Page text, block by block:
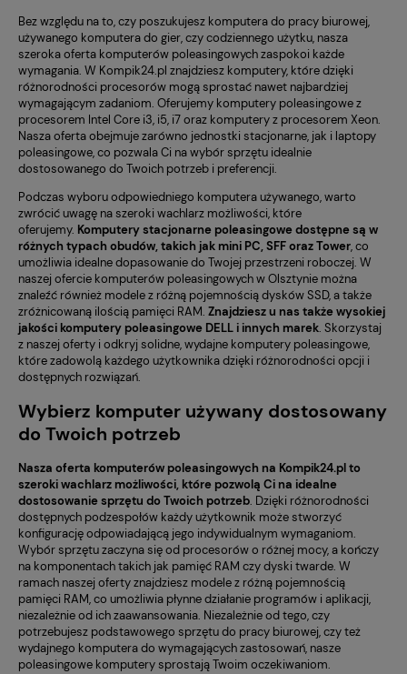
Bez względu na to, czy poszukujesz komputera do pracy biurowej,
używanego komputera do gier, czy codziennego użytku, nasza
szeroka oferta komputerów poleasingowych zaspokoi każde
wymagania. W Kompik24.pl znajdziesz komputery, które dzięki
różnorodności procesorów mogą sprostać nawet najbardziej
wymagającym zadaniom. Oferujemy komputery poleasingowe z
procesorem Intel Core i3, i5, i7 oraz komputery z procesorem Xeon.
Nasza oferta obejmuje zarówno jednostki stacjonarne, jak i laptopy
poleasingowe, co pozwala Ci na wybór sprzętu idealnie
dostosowanego do Twoich potrzeb i preferencji.
Podczas wyboru odpowiedniego komputera używanego, warto
zwrócić uwagę na szeroki wachlarz możliwości, które
oferujemy. Komputery stacjonarne poleasingowe dostępne są w
różnych typach obudów, takich jak mini PC, SFF oraz Tower, co
umożliwia idealne dopasowanie do Twojej przestrzeni roboczej. W
naszej ofercie komputerów poleasingowych w Olsztynie można
znaleźć również modele z różną pojemnością dysków SSD, a także
zróżnicowaną ilością pamięci RAM. Znajdziesz u nas także wysokiej
jakości komputery poleasingowe DELL i innych marek. Skorzystaj
z naszej oferty i odkryj solidne, wydajne komputery poleasingowe,
które zadowolą każdego użytkownika dzięki różnorodności opcji i
dostępnych rozwiązań.
Wybierz komputer używany dostosowany
do Twoich potrzeb
Nasza oferta komputerów poleasingowych na Kompik24.pl to
szeroki wachlarz możliwości, które pozwolą Ci na idealne
dostosowanie sprzętu do Twoich potrzeb. Dzięki różnorodności
dostępnych podzespołów każdy użytkownik może stworzyć
konfigurację odpowiadającą jego indywidualnym wymaganiom.
Wybór sprzętu zaczyna się od procesorów o różnej mocy, a kończy
na komponentach takich jak pamięć RAM czy dyski twarde. W
ramach naszej oferty znajdziesz modele z różną pojemnością
pamięci RAM, co umożliwia płynne działanie programów i aplikacji,
niezależnie od ich zaawansowania. Niezależnie od tego, czy
potrzebujesz podstawowego sprzętu do pracy biurowej, czy też
wydajnego komputera do wymagających zastosowań, nasze
poleasingowe komputery sprostają Twoim oczekiwaniom.